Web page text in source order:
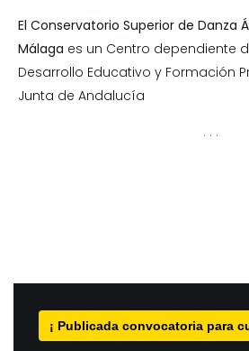
El Conservatorio Superior de Danza
Málaga es un Centro dependiente
Desarrollo Educativo y Formación
Junta de Andalucía
. . .
¡ Publicada convocatoria para